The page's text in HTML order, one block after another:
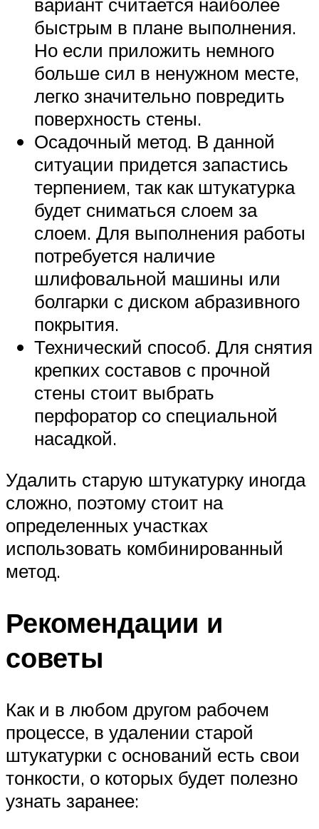
вариант считается наиболее
быстрым в плане выполнения.
Но если приложить немного
больше сил в ненужном месте,
легко значительно повредить
поверхность стены.
Осадочный метод. В данной
ситуации придется запастись
терпением, так как штукатурка
будет сниматься слоем за
слоем. Для выполнения работы
потребуется наличие
шлифовальной машины или
болгарки с диском абразивного
покрытия.
Технический способ. Для снятия
крепких составов с прочной
стены стоит выбрать
перфоратор со специальной
насадкой.
Удалить старую штукатурку иногда
сложно, поэтому стоит на
определенных участках
использовать комбинированный
метод.
Рекомендации и
советы
Как и в любом другом рабочем
процессе, в удалении старой
штукатурки с оснований есть свои
тонкости, о которых будет полезно
узнать заранее: